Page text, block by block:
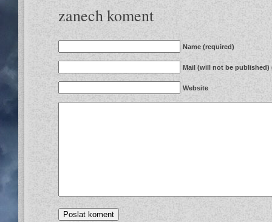
zanech koment
Name (required)
Mail (will not be published)
Website